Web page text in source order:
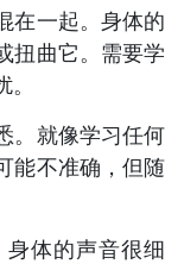
在一起。身体的
扭曲它。需要学
。就像学习任何
能不准确，但随
体的声音很细